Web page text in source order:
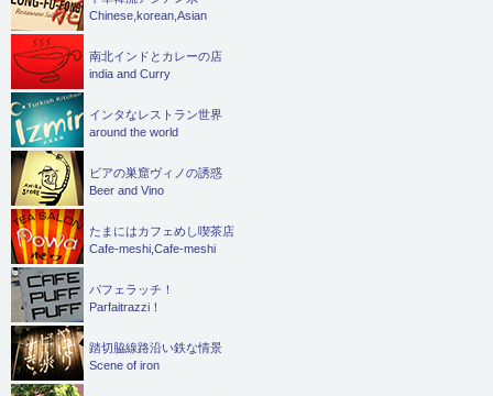
Chinese,korean,Asian
南北インドとカレーの店
india and Curry
インタなレストラン世界
around the world
ビアの巣窟ヴィノの誘惑
Beer and Vino
たまにはカフェめし喫茶店
Cafe-meshi,Cafe-meshi
パフェラッチ！
Parfaitrazzi！
踏切脇線路沿い鉄な情景
Scene of iron